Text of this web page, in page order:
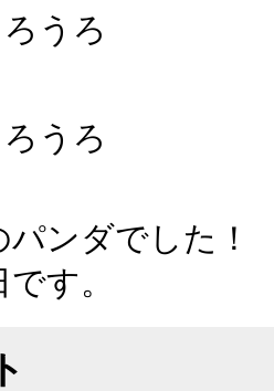
ろうろ
ろうろ
ンダでした！
す。